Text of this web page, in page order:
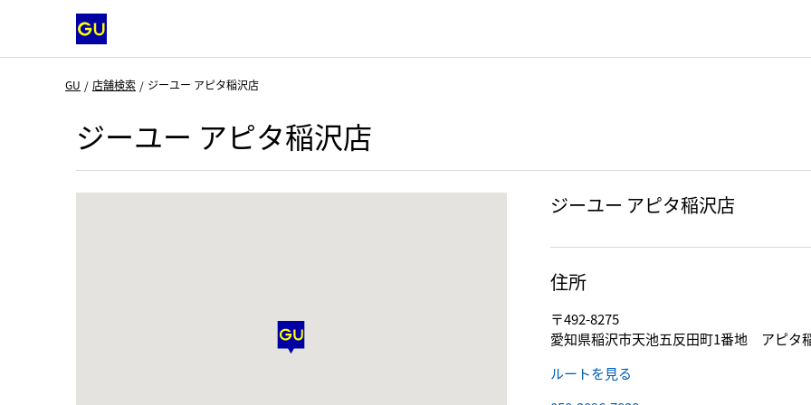
GU 店舗検索 ジーユー アピタ稲沢店
ジーユー アピタ稲沢店
ジーユー アピタ稲沢店
住所
〒492-8275
愛知県稲沢市天池五反田町1番地 アピタ
ルートを見る